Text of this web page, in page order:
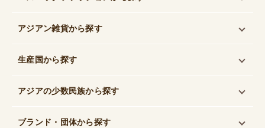
アジアン雑貨から探す
生産国から探す
アジアの少数民族から探す
ブランド・団体から探す